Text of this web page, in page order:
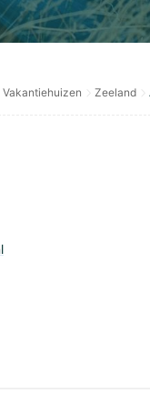
Vakantiehuizen Zeeland